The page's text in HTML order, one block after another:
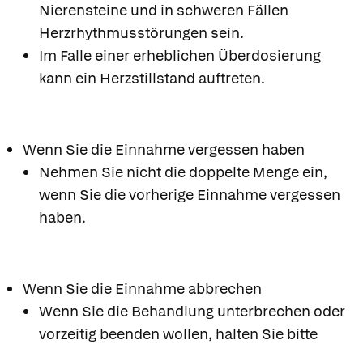
Nierensteine und in schweren Fällen
Herzrhythmusstörungen sein.
Im Falle einer erheblichen Überdosierung
kann ein Herzstillstand auftreten.
Wenn Sie die Einnahme vergessen haben
Nehmen Sie nicht die doppelte Menge ein,
wenn Sie die vorherige Einnahme vergessen
haben.
Wenn Sie die Einnahme abbrechen
Wenn Sie die Behandlung unterbrechen oder
vorzeitig beenden wollen, halten Sie bitte